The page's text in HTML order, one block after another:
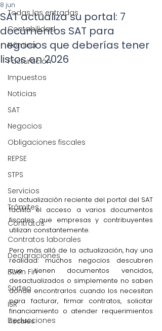
Todas las entradas
Contabilidad
Nómina
Facturación
Impuestos
Noticias
SAT
Negocios
Obligaciones fiscales
REPSE
STPS
Servicios
Trámites
Contratos
Contratos laborales
Declaraciones
Buen Fin
Sorteo
ISR
Deducciones
SAT actualiza su portal: 7
documentos SAT para
negocios que deberías tener
listos en 2026
8 jun
La actualización reciente del portal del SAT
facilita el acceso a varios documentos
fiscales que empresas y contribuyentes
utilizan constantemente.
Pero más allá de la actualización, hay una
realidad: muchos negocios descubren
que tienen documentos vencidos,
desactualizados o simplemente no saben
dónde encontrarlos cuando los necesitan
para facturar, firmar contratos, solicitar
financiamiento o atender requerimientos
fiscales.